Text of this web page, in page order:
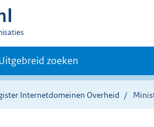
zoeken
Internetdomeinen Overheid